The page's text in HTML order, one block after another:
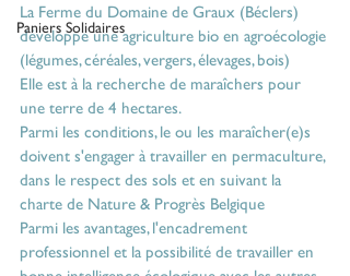
Paniers Solidaires
La Ferme du Domaine de Graux (Béclers)
développe une agriculture bio en agroécologie
(légumes, céréales, vergers, élevages, bois)
Elle est à la recherche de maraîchers pour
une terre de 4 hectares.
Parmi les conditions, le ou les maraîcher(e)s
doivent s'engager à travailler en permaculture,
dans le respect des sols et en suivant la
charte de Nature & Progrès Belgique
Parmi les avantages, l'encadrement
professionnel et la possibilité de travailler en